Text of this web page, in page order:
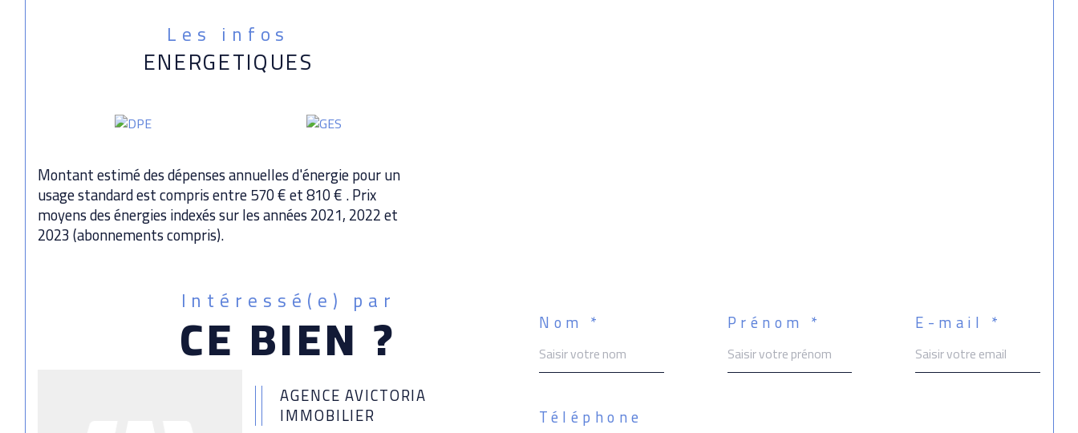
Les infos
ENERGETIQUES
Montant estimé des dépenses annuelles d'énergie pour un
usage standard est compris entre 570 € et 810 € . Prix
moyens des énergies indexés sur les années 2021, 2022 et
2023 (abonnements compris).
Intéressé(e) par
CE BIEN ?
AGENCE AVICTORIA
IMMOBILIER
Nom * Prénom * E-mail *
Téléphone